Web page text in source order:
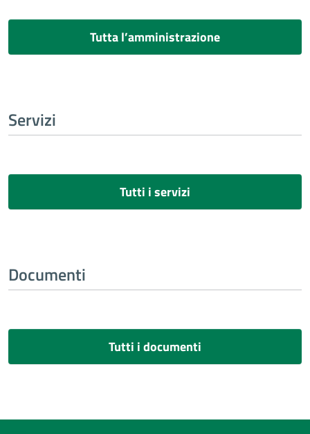
Tutta l’amministrazione
Servizi
Tutti i servizi
Documenti
Tutti i documenti